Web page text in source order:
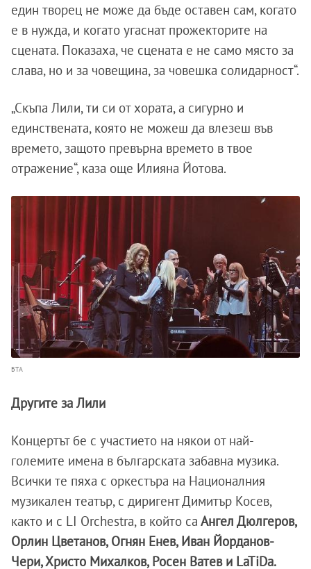
един творец не може да бъде оставен сам, когато
е в нужда, и когато угаснат прожекторите на
сцената. Показаха, че сцената е не само място за
слава, но и за човещина, за човешка солидарност“.
„Скъпа Лили, ти си от хората, а сигурно и
единствената, която не можеш да влезеш във
времето, защото превърна времето в твое
отражение“, каза още Илияна Йотова.
БТА
Другите за Лили
Концертът бе с участието на някои от най-
големите имена в българската забавна музика.
Всички те пяха с оркестъра на Националния
музикален театър, с диригент Димитър Косев,
както и с LI Orchestra, в който са Ангел Дюлгеров,
Орлин Цветанов, Огнян Енев, Иван Йорданов-
Чери, Христо Михалков, Росен Ватев и LaTiDa.